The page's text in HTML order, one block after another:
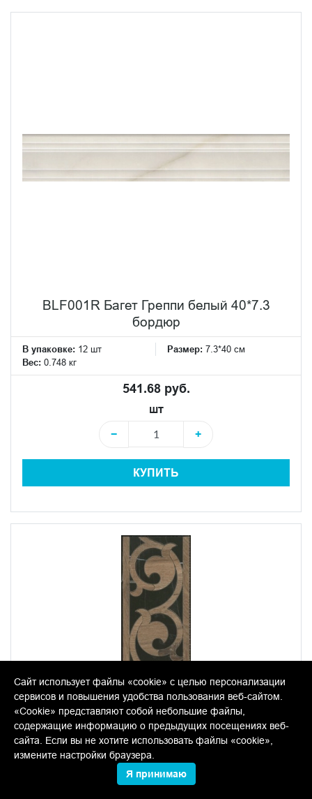
BLF001R Багет Греппи белый 40*7.3
бордюр
В упаковке: 12 шт Размер: 7.3*40 см
Вес: 0.748 кг
541.68 руб.
шт
−
+
КУПИТЬ
Сайт использует файлы «cookie» с целью персонализации
сервисов и повышения удобства пользования веб-сайтом.
«Cookie» представляют собой небольшие файлы,
содержащие информацию о предыдущих посещениях веб-
сайта. Если вы не хотите использовать файлы «cookie»,
измените настройки браузера.
Я принимаю